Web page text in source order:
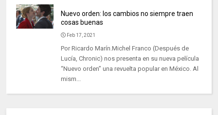
Nuevo orden: los cambios no siempre traen
cosas buenas
Feb 17, 2021
Por Ricardo Marín.Michel Franco (Después de
Lucía, Chronic) nos presenta en su nueva película
“Nuevo orden” una revuelta popular en México. Al
mism...